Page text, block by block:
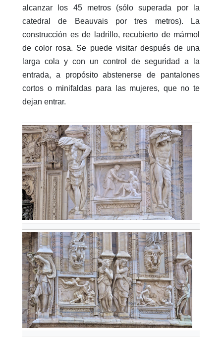
alcanzar los 45 metros (sólo superada por la
catedral de Beauvais por tres metros). La
construcción es de ladrillo, recubierto de mármol
de color rosa. Se puede visitar después de una
larga cola y con un control de seguridad a la
entrada, a propósito abstenerse de pantalones
cortos o minifaldas para las mujeres, que no te
dejan entrar.